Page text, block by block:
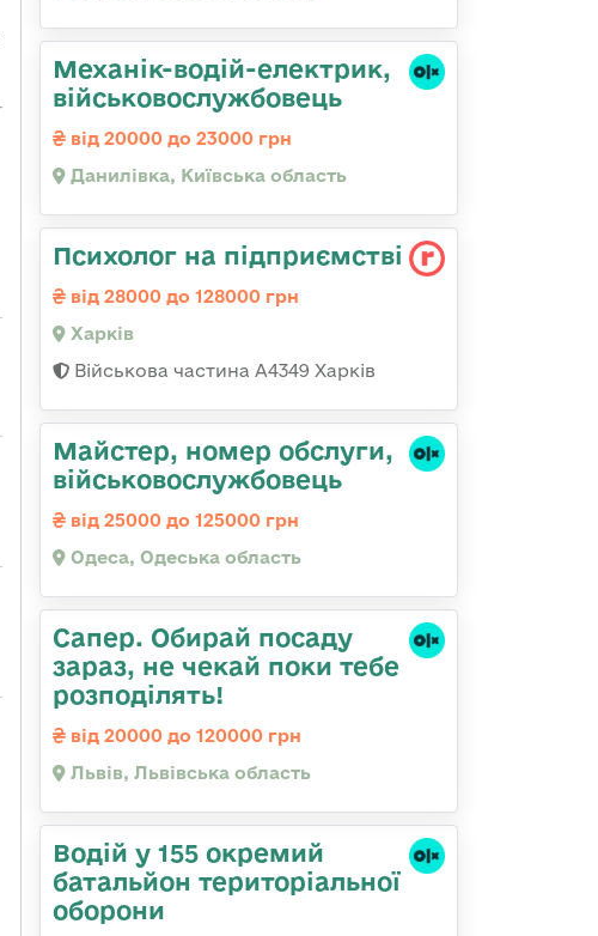
Механік-водій-електрик,
військовослужбовець
від 20000 до 23000 грн
Данилівка, Київська область
Психолог на підприємстві
від 28000 до 128000 грн
Харків
Військова частина А4349 Харків
Майстер, номер обслуги,
військовослужбовець
від 25000 до 125000 грн
Одеса, Одеська область
Сапер. Обирай посаду
зараз, не чекай поки тебе
розподілять!
від 20000 до 120000 грн
Львів, Львівська область
Водій у 155 окремий
батальйон територіальної
оборони